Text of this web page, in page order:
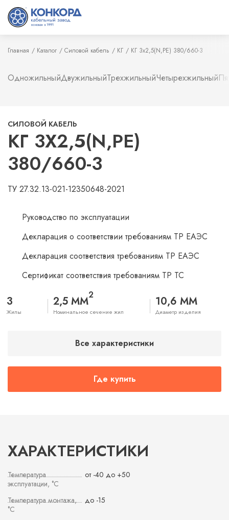
Главная Каталог Силовой кабель КГ КГ 3х2,5(N,PE) 380/660-3
ОдножильныйДвужильныйТрехжильныйЧетырехжильный
СИЛОВОЙ КАБЕЛЬ
КГ 3Х2,5(N,PE)
380/660-3
ТУ 27.32.13-021-12350648-2021
Руководство по эксплуатации
Декларация о соответствии требованиям ТР ЕАЭС
Декларация соответствия требованиям ТР ЕАЭС
Сертификат соответствия требованиям ТР ТС
3
Жилы
2,5 ММ2
Номинальное сечение жил
10,6 ММ
Диаметр изделия
Все характеристики
Где купить
ХАРАКТЕРИСТИКИ
Температура
эксплуатации, °С
от -40 до +50
Температура монтажа,
°С
до -15